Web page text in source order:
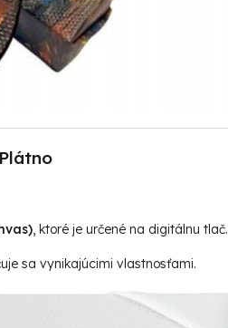
Plátno
, ktoré je určené na digitálnu tlač.
sa vynikajúcimi vlastnosťami.